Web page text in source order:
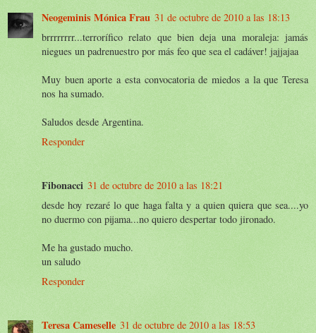
Neogeminis Mónica Frau 31 de octubre de 2010 a las 18:13
brrrrrrrr...terrorífico relato que bien deja una moraleja: jamás
niegues un padrenuestro por más feo que sea el cadáver! jajjajaa
Muy buen aporte a esta convocatoria de miedos a la que Teresa
nos ha sumado.
Saludos desde Argentina.
Responder
Fibonacci 31 de octubre de 2010 a las 18:21
desde hoy rezaré lo que haga falta y a quien quiera que sea....yo
no duermo con pijama...no quiero despertar todo jironado.
Me ha gustado mucho.
un saludo
Responder
Teresa Cameselle 31 de octubre de 2010 a las 18:53